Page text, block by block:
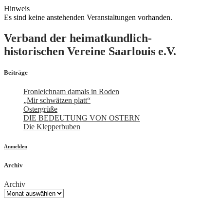
Hinweis
Es sind keine anstehenden Veranstaltungen vorhanden.
Verband der heimatkundlich-
historischen Vereine Saarlouis e.V.
Beiträge
Fronleichnam damals in Roden
„Mir schwätzen platt“
Ostergrüße
DIE BEDEUTUNG VON OSTERN
Die Klepperbuben
Anmelden
Archiv
Archiv